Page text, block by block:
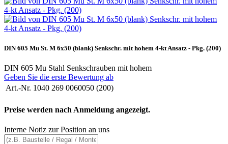
DIN 605 Mu St. M 6x50 (blank) Senkschr. mit hohem 4-kt Ansatz - Pkg. (200)
DIN 605 Mu Stahl Senkschrauben mit hohem
Geben Sie die erste Bewertung ab
Art.-Nr. 1040 269 0060050 (200)
Preise werden nach Anmeldung angezeigt.
Interne Notiz zur Position an uns